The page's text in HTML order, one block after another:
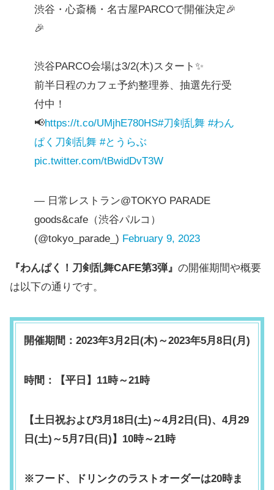
渋谷・心斎橋・名古屋PARCOで開催決定🎉
🎉
渋谷PARCO会場は3/2(木)スタート✨
前半日程のカフェ予約整理券、抽選先行受
付中！
📢https://t.co/UMjhE780HS#刀剣乱舞 #わん
ぱく刀剣乱舞 #とうらぶ
pic.twitter.com/tBwidDvT3W
— 日常レストラン@TOKYO PARADE
goods&cafe（渋谷パルコ）
(@tokyo_parade_) February 9, 2023
『わんぱく！刀剣乱舞CAFE第3弾』 の開催期間や概要
は以下の通りです。
開催期間：2023年3月2日(木)～2023年5月8日(月)
時間：【平日】11時～21時
【土日祝および3月18日(土)～4月2日(日)、4月29
日(土)～5月7日(日)】10時～21時
※フード、ドリンクのラストオーダーは20時ま